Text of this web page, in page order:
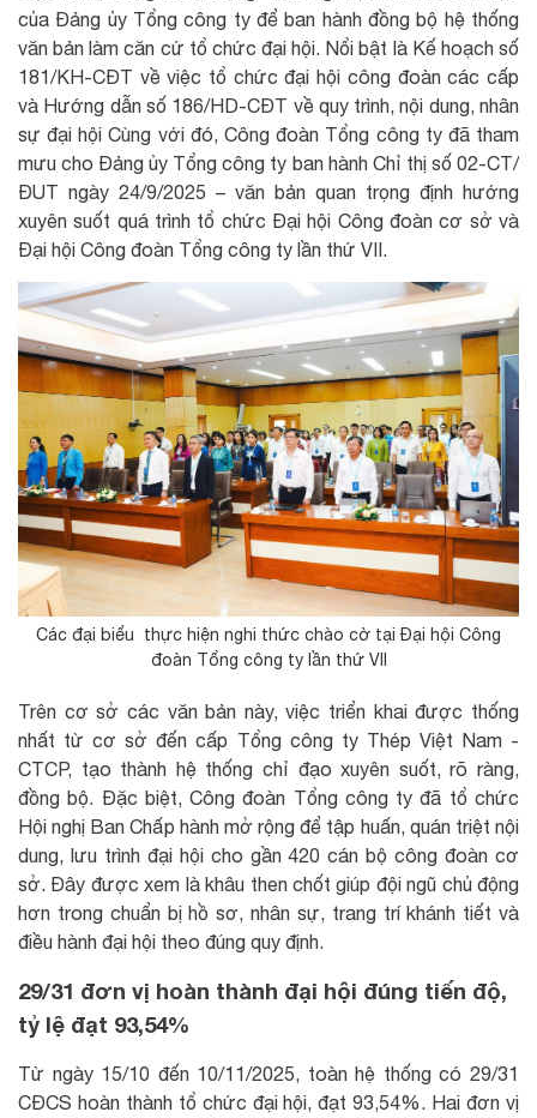
của Đảng ủy Tổng công ty để ban hành đồng bộ hệ thống
văn bản làm căn cứ tổ chức đại hội. Nổi bật là Kế hoạch số
181/KH-CĐT về việc tổ chức đại hội công đoàn các cấp
và Hướng dẫn số 186/HD-CĐT về quy trình, nội dung, nhân
sự đại hội Cùng với đó, Công đoàn Tổng công ty đã tham
mưu cho Đảng ủy Tổng công ty ban hành Chỉ thị số 02-CT/
ĐUT ngày 24/9/2025 – văn bản quan trọng định hướng
xuyên suốt quá trình tổ chức Đại hội Công đoàn cơ sở và
Đại hội Công đoàn Tổng công ty lần thứ VII.
Các đại biểu thực hiện nghi thức chào cờ tại Đại hội Công
đoàn Tổng công ty lần thứ VII
Trên cơ sở các văn bản này, việc triển khai được thống
nhất từ cơ sở đến cấp Tổng công ty Thép Việt Nam -
CTCP, tạo thành hệ thống chỉ đạo xuyên suốt, rõ ràng,
đồng bộ. Đặc biệt, Công đoàn Tổng công ty đã tổ chức
Hội nghị Ban Chấp hành mở rộng để tập huấn, quán triệt nội
dung, lưu trình đại hội cho gần 420 cán bộ công đoàn cơ
sở. Đây được xem là khâu then chốt giúp đội ngũ chủ động
hơn trong chuẩn bị hồ sơ, nhân sự, trang trí khánh tiết và
điều hành đại hội theo đúng quy định.
29/31 đơn vị hoàn thành đại hội đúng tiến độ,
tỷ lệ đạt 93,54%
Từ ngày 15/10 đến 10/11/2025, toàn hệ thống có 29/31
CĐCS hoàn thành tổ chức đại hội, đạt 93,54%. Hai đơn vị